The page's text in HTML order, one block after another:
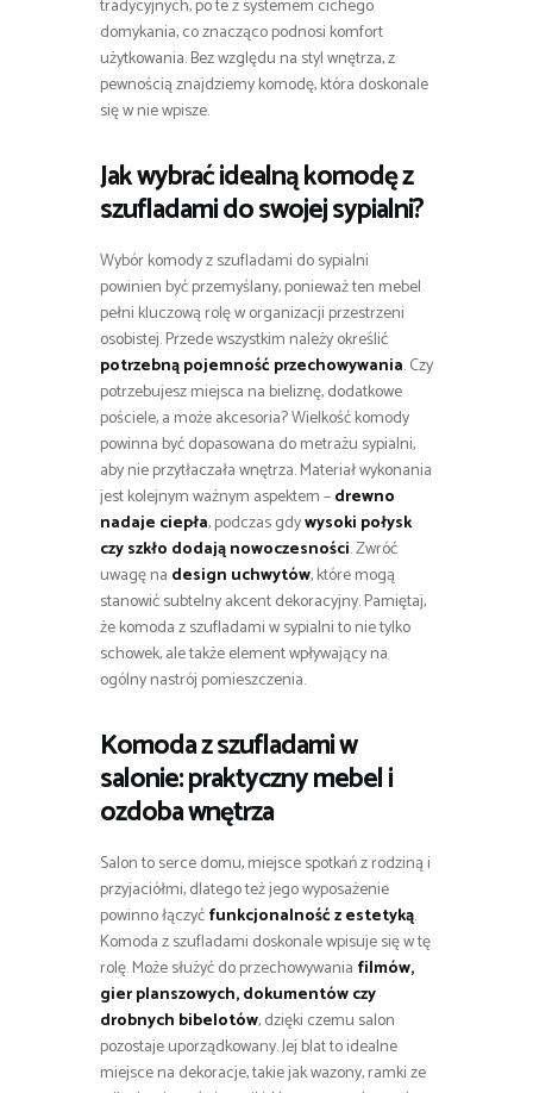
tradycyjnych, po te z systemem cichego
domykania, co znacząco podnosi komfort
użytkowania. Bez względu na styl wnętrza, z
pewnością znajdziemy komodę, która doskonale
się w nie wpisze.
Jak wybrać idealną komodę z
szufladami do swojej sypialni?
Wybór komody z szufladami do sypialni
powinien być przemyślany, ponieważ ten mebel
pełni kluczową rolę w organizacji przestrzeni
osobistej. Przede wszystkim należy określić
potrzebną pojemność przechowywania. Czy
potrzebujesz miejsca na bieliznę, dodatkowe
pościele, a może akcesoria? Wielkość komody
powinna być dopasowana do metrażu sypialni,
aby nie przytłaczała wnętrza. Materiał wykonania
jest kolejnym ważnym aspektem –drewno
nadaje ciepła, podczas gdywysoki połysk
czy szkło dodają nowoczesności. Zwróć
uwagę na design uchwytów, które mogą
stanowić subtelny akcent dekoracyjny. Pamiętaj,
że komoda z szufladami w sypialni to nie tylko
schowek, ale także element wpływający na
ogólny nastrój pomieszczenia.
Komoda z szufladami w
salonie: praktyczny mebel i
ozdoba wnętrza
Salon to serce domu, miejsce spotkań z rodziną i
przyjaciółmi, dlatego też jego wyposażenie
powinno łączyćfunkcjonalność z estetyką.
Komoda z szufladami doskonale wpisuje się w tę
rolę. Może służyć do przechowywania filmów,
gier planszowych, dokumentów czy
drobnych bibelotów, dzięki czemu salon
pozostaje uporządkowany. Jej blat to idealne
miejsce na dekoracje, takie jak wazony, ramki ze